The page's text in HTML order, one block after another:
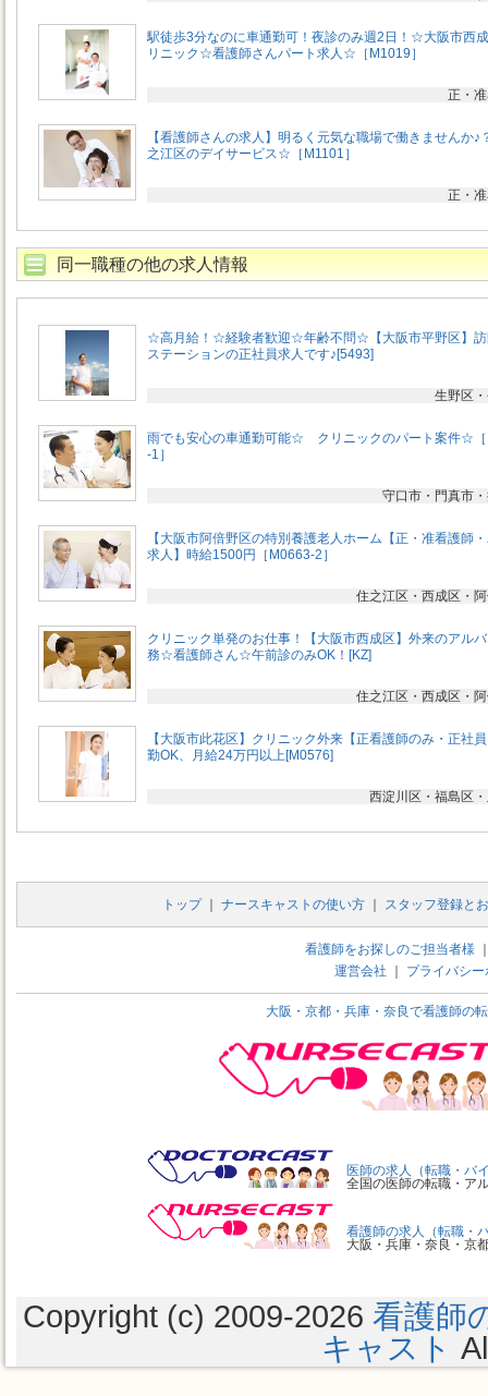
駅徒歩3分なのに車通勤可！夜診のみ週2日！☆大阪市西
リニック☆看護師さんパート求人☆［M1019］
正・
【看護師さんの求人】明るく元気な職場で働きませんか
之江区のデイサービス☆［M1101］
正・
同一職種の他の求人情報
☆高月給！☆経験者歓迎☆年齢不問☆【大阪市平野区】訪
ステーションの正社員求人です♪[5493]
生野区
雨でも安心の車通勤可能☆ クリニックのパート案件☆
-1］
守口市・門真市
【大阪市阿倍野区の特別養護老人ホーム【正・准看護師
求人】時給1500円［M0663-2］
住之江区・西成区・
クリニック単発のお仕事！【大阪市西成区】外来のアル
務☆看護師さん☆午前診のみOK！[KZ]
住之江区・西成区・
【大阪市此花区】クリニック外来【正看護師のみ・正社
勤OK、月給24万円以上[M0576]
西淀川区・福島区
トップ｜ ナースキャストの使い方｜ スタッフ登録と
看護師をお探しのご担当者様
運営会社
プライバシ
大阪・京都・兵庫・奈良で看護師の
医師の求人（転職・バ
全国の医師の転職・ア
看護師の求人（転職・
大阪・兵庫・奈良・京
Copyright (c) 2009-2026 看護師
キャスト